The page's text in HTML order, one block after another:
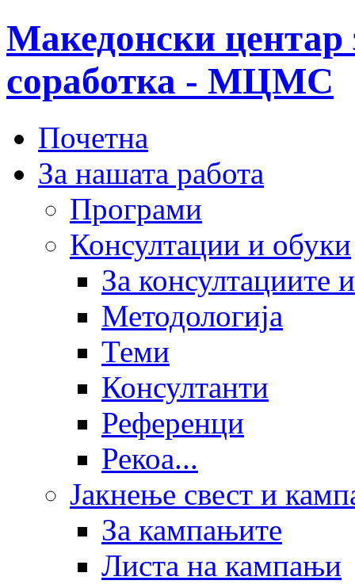
Македонски центар
соработка - МЦМС
Почетна
За нашата работа
Програми
Консултации и обуки
За консултациите
Методологија
Теми
Консултанти
Референци
Рекоа...
Јакнење свест и
За кампањите
Листа на кампањи